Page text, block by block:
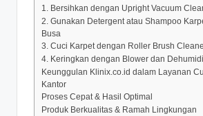
1. Bersihkan dengan Upright Vacuum
2. Gunakan Detergent atau Shampoo
Busa
3. Cuci Karpet dengan Roller Brush
4. Keringkan dengan Blower dan
Keunggulan Klinix.co.id dalam Layanan
Kantor
Proses Cepat & Hasil Optimal
Produk Berkualitas & Ramah Lingkungan